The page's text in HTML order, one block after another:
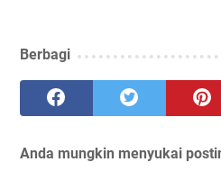
Berbagi
Anda mungkin menyukai